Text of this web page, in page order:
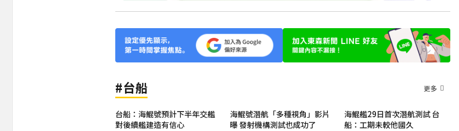
#台船 更多
台船：海鯤號預計下半年交艦
對後續艦建造有信心
海鯤號潛航「多種視角」影片
曝 發射機構測試也成功了
海鯤艦29日首次潛航測試 台
船：工期未較他國久